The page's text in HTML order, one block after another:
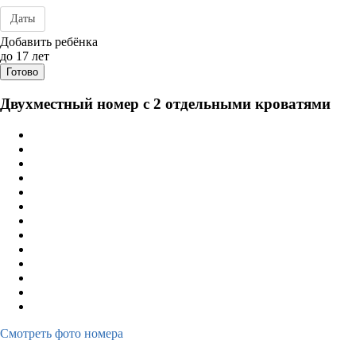
Даты
Дата заезда - отъезда
Добавить ребёнка
до 17 лет
Готово
Двухместный номер с 2 отдельными кроватями
Смотреть фото номера